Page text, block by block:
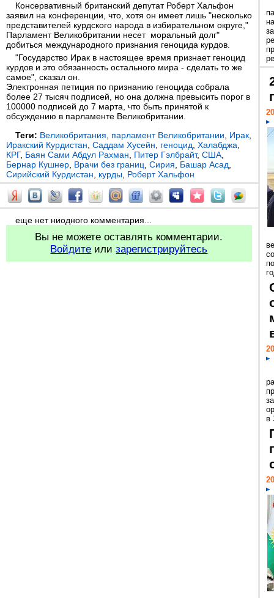
Консервативный британский депутат Роберт Хальфон
заявил на конференции, что, хотя он имеет лишь "несколько
представителей курдского народа в избирательном округе,"
Парламент Великобритании несет моральный долг"
добиться международного признания геноцида курдов.
"Государство Ирак в настоящее время признает геноцид
курдов и это обязанность остального мира - сделать то же
самое", сказал он.
Электронная петиция по признанию геноцида собрала
более 27 тысяч подписей, но она должна превысить порог в
100000 подписей до 7 марта, что быть принятой к
обсуждению в парламенте Великобритании.
Теги: Великобритания парламент Великобритании Ирак
Иракский Курдистан Саддам Хусейн геноцид Халабджа
КРГ, Баян Сами Абдул Рахман Питер Гэлбрайт, США
Бернар Кушнер Врачи без границ Сирия Башар Асад
Сирийский Курдистан
курды Роберт Хальфон
еще нет ниодного комментария...
Вы не можете оставлять комментарии.
Войдите илизарегистрируйтесь
в